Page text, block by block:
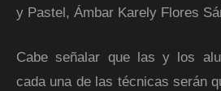
y Pastel, Ámbar Karely Flores
Cabe señalar que las y los
cada una de las técnicas serán